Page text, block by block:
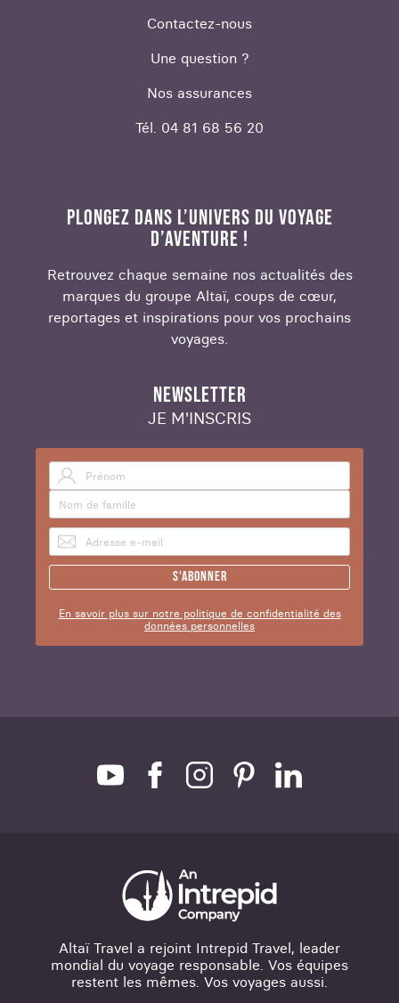
Contactez-nous
Une question ?
Nos assurances
Tél. 04 81 68 56 20
PLONGEZ DANS L’UNIVERS DU VOYAGE
D’AVENTURE !
Retrouvez chaque semaine nos actualités des
marques du groupe Altaï, coups de cœur,
reportages et inspirations pour vos prochains
voyages.
NEWSLETTER
JE M'INSCRIS
S'abonner
En savoir plus sur notre politique de confidentialité des
données personnelles
Altaï Travel a rejoint Intrepid Travel, leader
mondial du voyage responsable. Vos équipes
restent les mêmes. Vos voyages aussi.